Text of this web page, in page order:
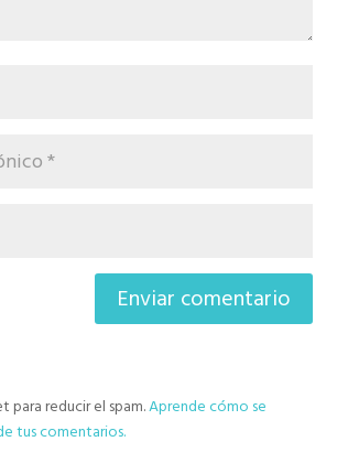
para reducir el spam.Aprende cómo se
tus comentarios.